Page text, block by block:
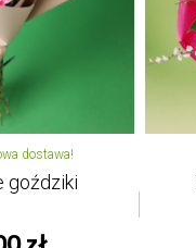
dostawa!
goździki